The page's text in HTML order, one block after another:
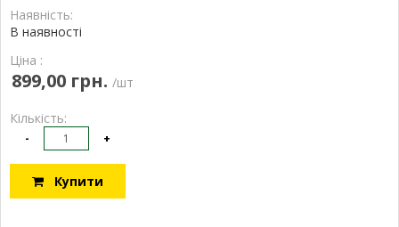
Наявність:
В наявності
Ціна :
899,00 грн. /шт
Кількість:
- +
Купити